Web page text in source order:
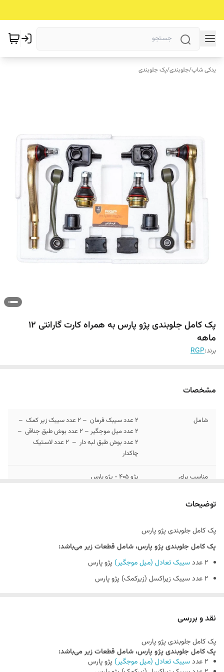
یدکی شاپ/جلوبندی/پک جلوبندی
پک کامل جلوبندی پژو پارس به همراه کارت گارانتی 12
ماهه
برند:RGP
مشخصات
شامل
2 عدد سیبک فرمان – 2 عدد سیبک زیر کمک –
2 عدد میل موجگیر – 2 عدد بوش طبق جناقی –
2 عدد بوش طبق لبه دار – 2 عدد لاستیک
چاکدار
مناسب برای پژو 405 - پژو پارس
گارانتی
گواهینامه استاندارد دارد
توضیحات
پک کامل جلوبندی پژو پارس
پک کامل جلوبندی پژو پارس، شامل قطعات زیر می‌باشد:
2 عدد
سیبک تعادل (میل موجگیر) پژو پارس
2 عدد سیبک زیراکسل (زیرکمک) پژو پارس
2 عدد لاستیک چاکدار پژو پارس
نقد و بررسی
پک کامل جلوبندی پژو پارس
پک کامل جلوبندی پژو پارس، شامل قطعات زیر می‌باشد:
2 عدد
سیبک تعادل (میل موجگیر) پژو پارس